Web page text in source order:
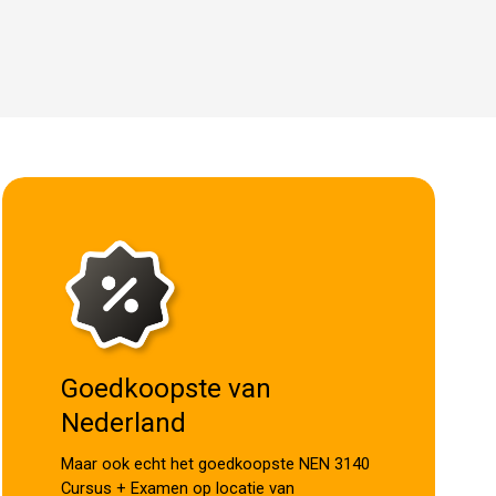
Goedkoopste van
Nederland
Maar ook echt het goedkoopste NEN 3140
Cursus + Examen op locatie van